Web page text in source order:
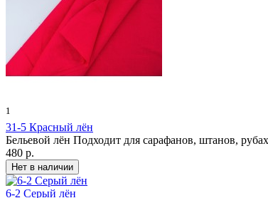
1
31-5 Красный лён
Бельевой лён Подходит для сарафанов, штанов,
480 р.
6-2 Серый лён